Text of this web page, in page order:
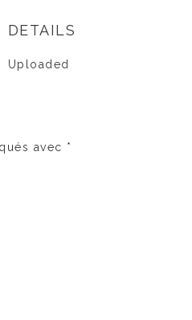
DETAILS
Uploaded
avec *